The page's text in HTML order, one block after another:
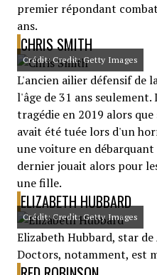
premier répondant
ans.
CHRIS SMITH
Crédit: Credit: Getty Images
L'ancien ailier défensif de
l'âge de 31 ans
tragédie en 2019 alors
avait été tuée lors d'un
une voiture en débarquant
dernier jouait alors pour
une fille.
ELIZABETH HUBBARD
Crédit: Credit: Getty Images
Elizabeth Hubbard, star
Doctors, notamment, est